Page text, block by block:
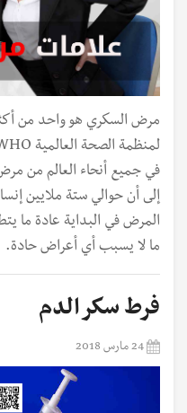
مرض السكري هو واحد من أكثر
في جميع أنحاء العالم من
إلى أن حوالي ستة ملايين
المرض في البداية عادة ما
ما لا يسبب أي أعراض حادة.
فرط سكر الدم
24 مارس 2018